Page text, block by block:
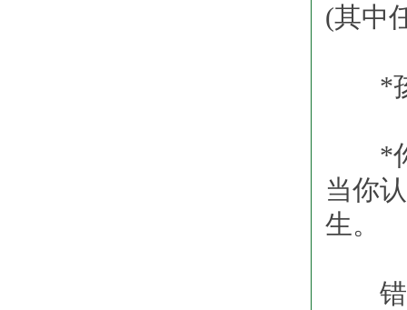
(其中
*孩
*你
当你
生。
错